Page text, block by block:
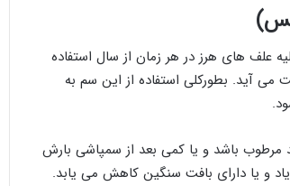
های هرز در هر زمان از سال استفاده
می آید. بطورکلی استفاده از این سم به
مرطوب باشد و يا کمی بعد از سمپاشی بارش
و یا دارای بافت سنگين کاهش می يابد.